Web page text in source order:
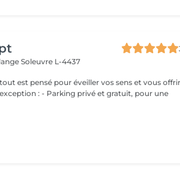
Soleuvre L-4437
est pensé pour éveiller vos sens et vous offrir
et gratuit, pour une